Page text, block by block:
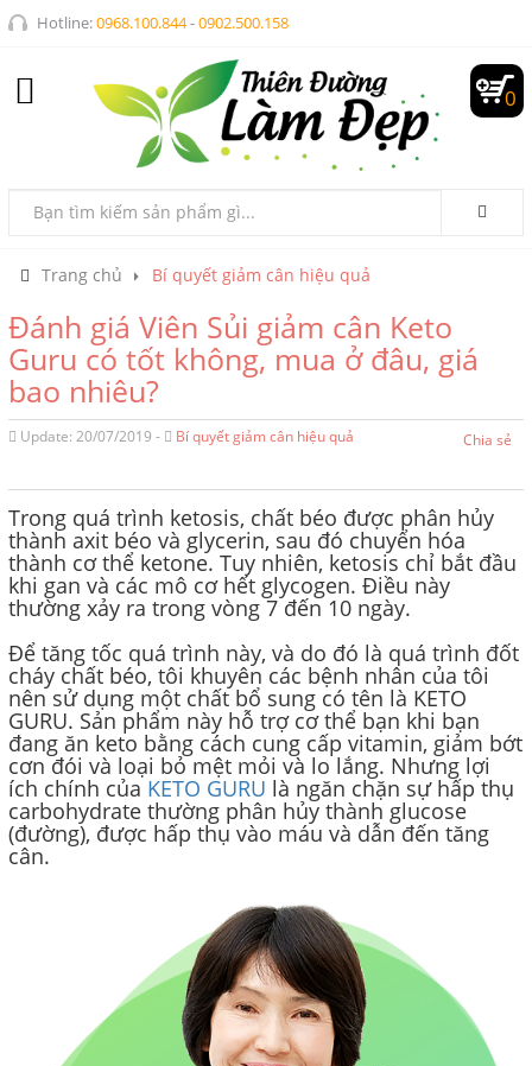
Hotline:0968.100.844-0902.500.158
0
Trang chủ Bí quyết giảm cân hiệu quả
Đánh giá Viên Sủi giảm cân Keto
Guru có tốt không, mua ở đâu, giá
bao nhiêu?
Update: 20/07/2019 - Bí quyết giảm cân hiệu quả Chia sẻ
Trong quá trình ketosis, chất béo được phân hủy
thành axit béo và glycerin, sau đó chuyển hóa
thành cơ thể ketone. Tuy nhiên, ketosis chỉ bắt đầu
khi gan và các mô cơ hết glycogen. Điều này
thường xảy ra trong vòng 7 đến 10 ngày.
Để tăng tốc quá trình này, và do đó là quá trình đốt
cháy chất béo, tôi khuyên các bệnh nhân của tôi
nên sử dụng một chất bổ sung có tên là KETO
GURU. Sản phẩm này hỗ trợ cơ thể bạn khi bạn
đang ăn keto bằng cách cung cấp vitamin, giảm bớt
cơn đói và loại bỏ mệt mỏi và lo lắng. Nhưng lợi
ích chính của KETO GURU là ngăn chặn sự hấp thụ
carbohydrate thường phân hủy thành glucose
(đường), được hấp thụ vào máu và dẫn đến tăng
cân.